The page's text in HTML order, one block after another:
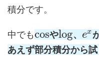
積分です。
中でもcosやlog、 ex
あえず部分積分から